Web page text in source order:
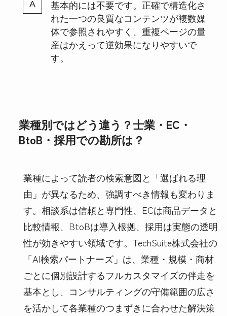
基本的には不要です。正確で構造化さ
れた一つの良質なコンテンツが複数媒
体で参照されやすく、重複ページの量
産はかえって逆効果になりやすいで
す。
業種別ではどう違う？士業・EC・
BtoB・採用での勘所は？
業種によって読者の検索意図と「選ばれる理
由」が異なるため、強調すべき情報も変わりま
す。相談系は信頼と専門性、ECは商品データと
比較情報、BtoBは導入根拠、採用は実態の透明
性が効きやすい領域です。TechSuite株式会社の
「AI検索パートナーズ」は、業種・規模・商材
ごとに個別設計するフルカスタマイズの伴走を
基本とし、コンサルティングの守備範囲の広さ
を活かして各業種のつまずきに合わせた解決策